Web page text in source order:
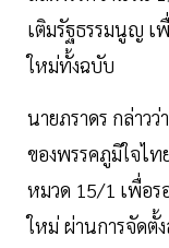
เติมรัฐธรรมนูญ เ
ใหม่ทั้งฉบับ
นายภราดร กล่าว
ของพรรคภูมิใจไท
หมวด 15/1 เพื่อร
ใหม่ ผ่านการจัดตั้